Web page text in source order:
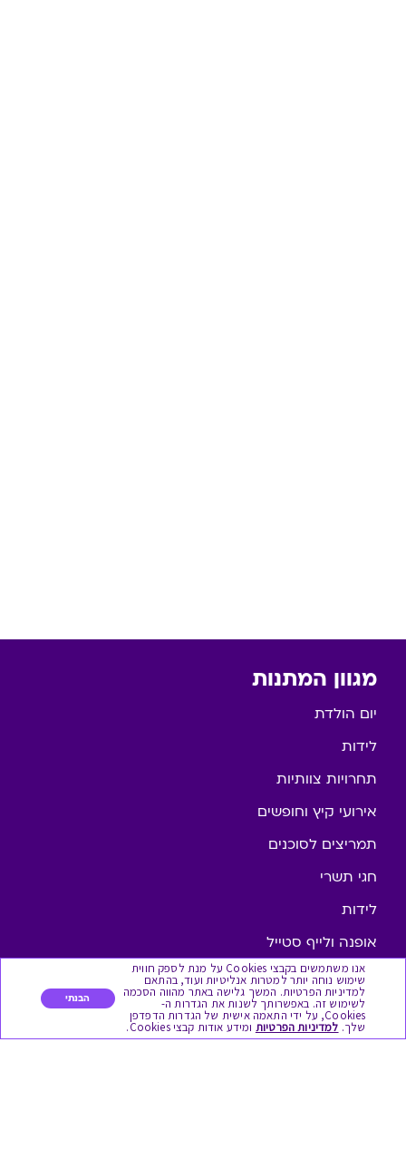
מגוון המתנות
יום הולדת
לידות
תחרויות צוותיות
אירועי קיץ וחופשים
תמריצים לסוכנים
חגי תשרי
לידות
אופנה ולייף סטייל
מסעדות ובתי קפה
שימושי
אנו משתמשים בקבצי Cookies על מנת לספק חווית
שימוש נוחה יותר למטרות אנליטיות ועוד, בהתאם
למדיניות הפרטיות. המשך גלישה באתר מהווה הסכמה
לשימוש זה. באפשרותך לשנות את הגדרות ה-
Cookies, על ידי התאמה אישית של הגדרות הדפדפן
שלך. למדיניות הפרטיות ומידע אודות קבצי Cookies.
הבנתי